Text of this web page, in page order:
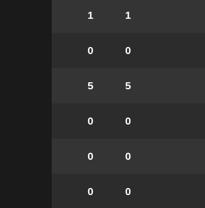
1
1
0
0
5
5
0
0
0
0
0
0